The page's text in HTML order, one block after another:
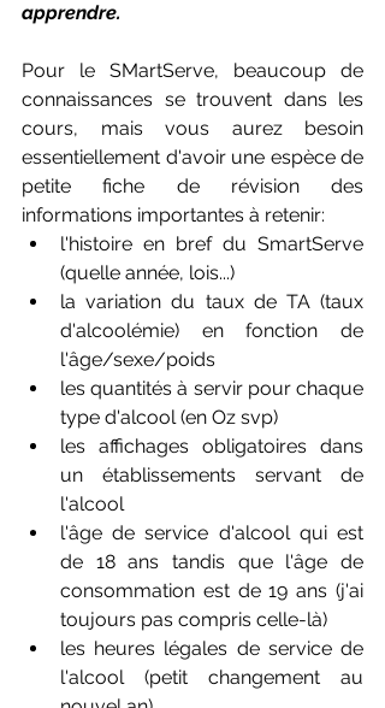
apprendre.
Pour le SMartServe, beaucoup de
connaissances se trouvent dans les
cours, mais vous aurez besoin
essentiellement d'avoir une espèce de
petite fiche de révision des
informations importantes à retenir:
l'histoire en bref du SmartServe
(quelle année, lois...)
la variation du taux de TA (taux
d'alcoolémie) en fonction de
l'âge/sexe/poids
les quantités à servir pour chaque
type d'alcool (en Oz svp)
les affichages obligatoires dans
un établissements servant de
l'alcool
l'âge de service d'alcool qui est
de 18 ans tandis que l'âge de
consommation est de 19 ans (j'ai
toujours pas compris celle-là)
les heures légales de service de
l'alcool (petit changement au